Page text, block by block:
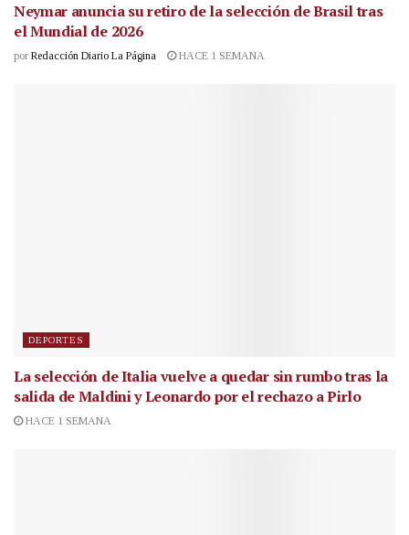
Neymar anuncia su retiro de la selección de Brasil tras
el Mundial de 2026
por Redacción Diario La Página HACE 1 SEMANA
DEPORTES
La selección de Italia vuelve a quedar sin rumbo tras la
salida de Maldini y Leonardo por el rechazo a Pirlo
HACE 1 SEMANA